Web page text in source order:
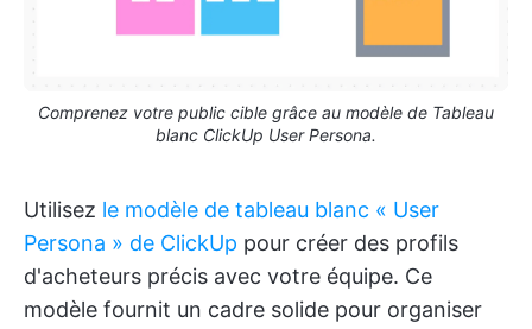
Comprenez votre public cible grâce au modèle de Tableau
blanc ClickUp User Persona.
Utilisez le modèle de tableau blanc « User
Persona » de ClickUp pour créer des profils
d'acheteurs précis avec votre équipe. Ce
modèle fournit un cadre solide pour organiser